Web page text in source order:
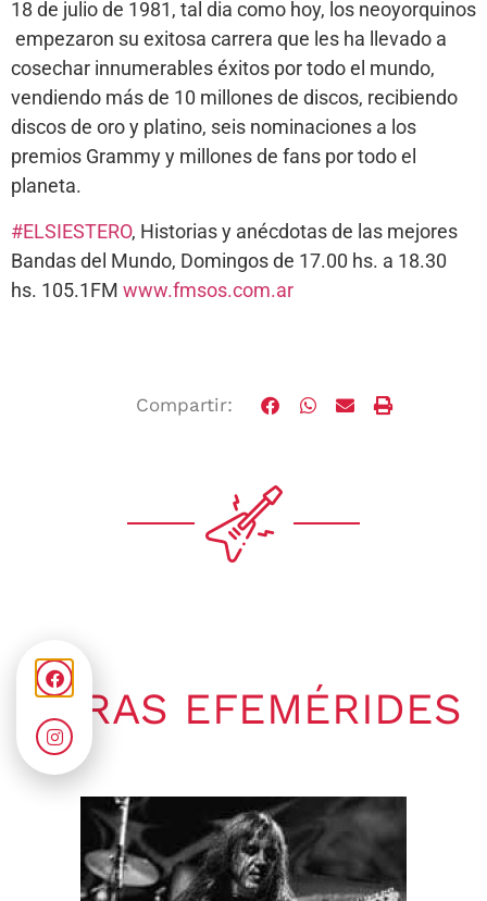
18 de julio de 1981, tal dia como hoy, los neoyorquinos
empezaron su exitosa carrera que les ha llevado a
cosechar innumerables éxitos por todo el mundo,
vendiendo más de 10 millones de discos, recibiendo
discos de oro y platino, seis nominaciones a los
premios Grammy y millones de fans por todo el
planeta.
#ELSIESTERO, Historias y anécdotas de las mejores
Bandas del Mundo, Domingos de 17.00 hs. a 18.30
hs. 105.1FM www.fmsos.com.ar
Compartir:
OTRAS EFEMÉRIDES